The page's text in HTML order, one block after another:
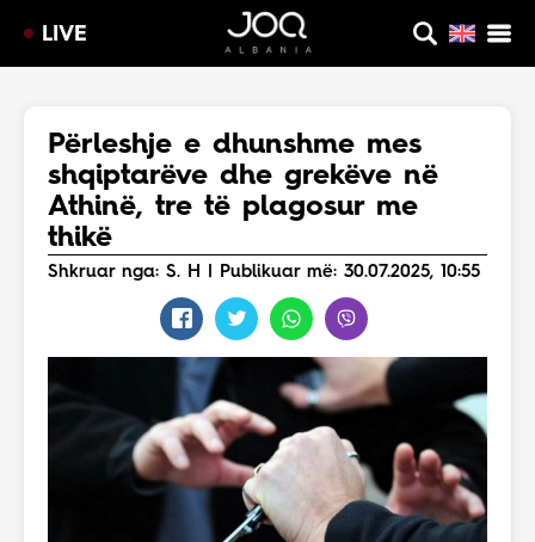
LIVE
Përleshje e dhunshme mes
shqiptarëve dhe grekëve në
Athinë, tre të plagosur me
thikë
Shkruar nga: S. H | Publikuar më: 30.07.2025, 10:55